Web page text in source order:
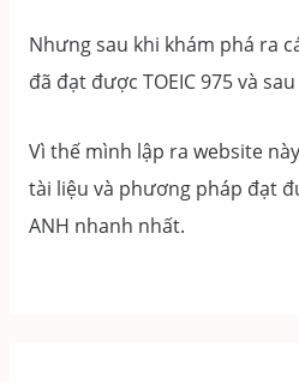
Nhưng sau khi khám phá ra
đã đạt được TOEIC 975 và sau
Vì thế mình lập ra website
tài liệu và phương pháp đạt
ANH nhanh nhất.